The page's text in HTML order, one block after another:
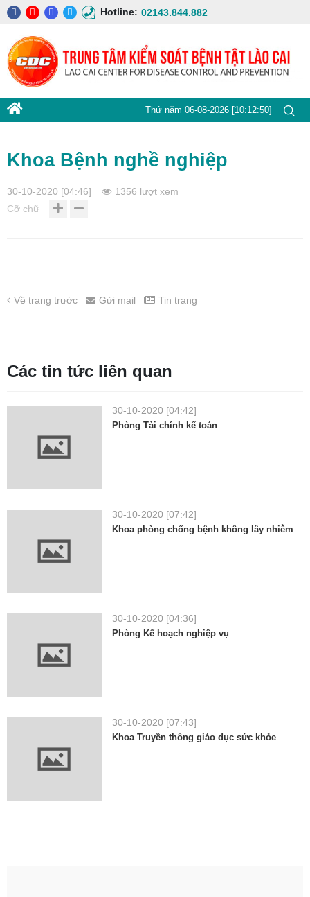
Hotline: 02143.844.882
Thứ năm 06-08-2026 [10:12:51]
Khoa Bệnh nghề nghiệp
30-10-2020 [04:46]
1356 lượt xem
Cỡ chữ
Về trang trước Gửi mail Tin trang
Các tin tức liên quan
30-10-2020 [04:42]
Phòng Tài chính kế toán
30-10-2020 [07:42]
Khoa phòng chống bệnh không lây nhiễm
30-10-2020 [04:36]
Phòng Kế hoạch nghiệp vụ
30-10-2020 [07:43]
Khoa Truyền thông giáo dục sức khỏe